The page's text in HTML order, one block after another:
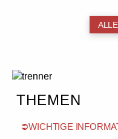
THEMEN
WICHTIGE